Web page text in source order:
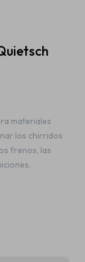
materiales
los chirridos
frenos, las